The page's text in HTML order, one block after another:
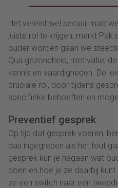
Het vereist wel secuur
juiste rol te krijgen, merkt Pak
ouder worden gaan we
Qua gezondheid, motivatie,
kennis en vaardigheden. De
cruciale rol, door tijdens
specifieke behoeften en
Preventief gesprek
Op tijd dat gesprek voeren,
pas ingegrepen als het fout
gesprek kun je nagaan wat
doen en hoe je ze daarbij
ze een switch naar een